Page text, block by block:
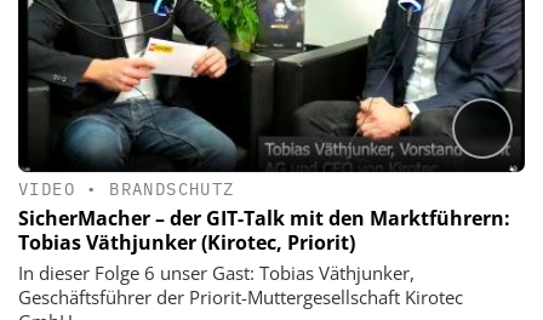
VIDEO • BRANDSCHUTZ
SicherMacher – der GIT-Talk mit den Marktführern:
Tobias Väthjunker (Kirotec, Priorit)
In dieser Folge 6 unser Gast: Tobias Väthjunker,
Geschäftsführer der Priorit-Muttergesellschaft Kirotec